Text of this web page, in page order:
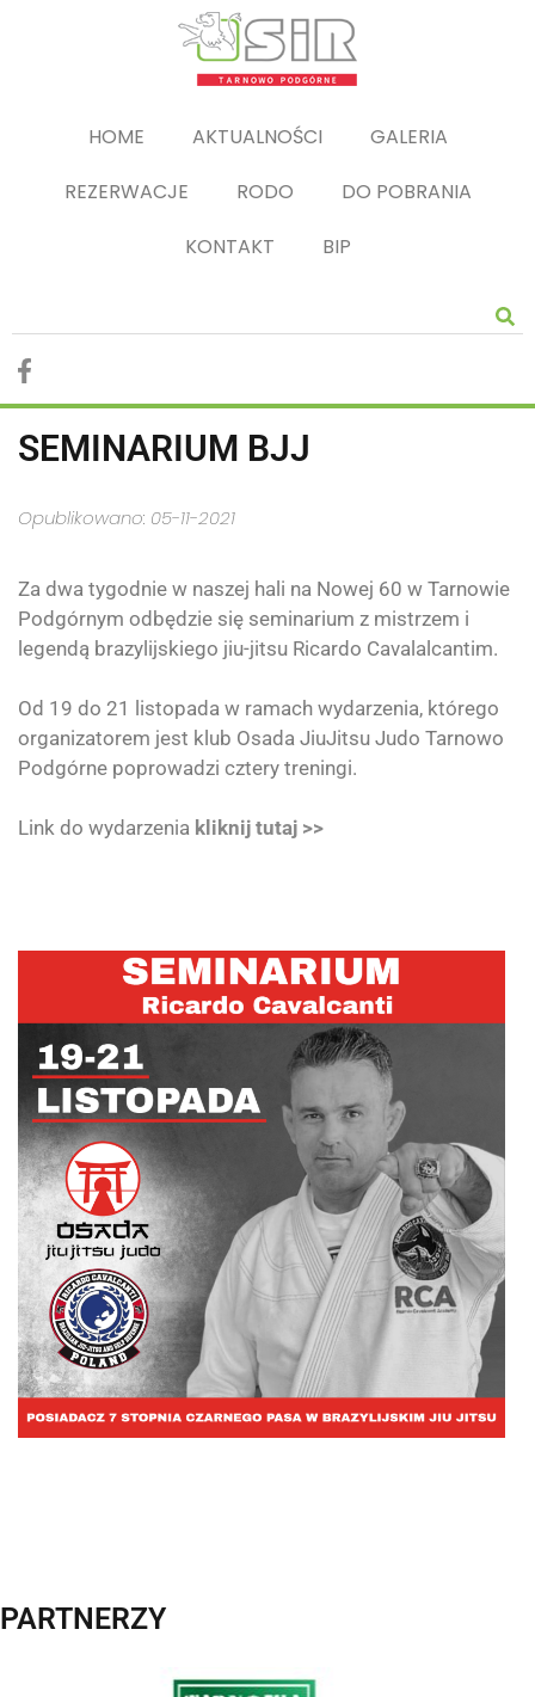
HOME AKTUALNOŚCI
GALERIA
REZERWACJE
RODO
DO POBRANIA
KONTAKT
BIP
SEMINARIUM BJJ
Opublikowano: 05-11-2021
Za dwa tygodnie w naszej hali na Nowej 60 w Tarnowie
Podgórnym odbędzie się seminarium z mistrzem i
legendą brazylijskiego jiu-jitsu Ricardo Cavalalcantim.
Od 19 do 21 listopada w ramach wydarzenia, którego
organizatorem jest klub Osada JiuJitsu Judo Tarnowo
Podgórne poprowadzi cztery treningi.
Link do wydarzenia kliknij tutaj >>
PARTNERZY